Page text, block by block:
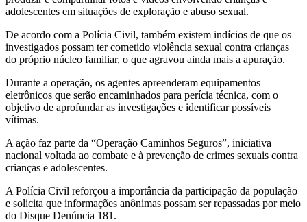
adolescentes em situações de exploração e abuso sexual.
De acordo com a Polícia Civil, também existem indícios de que os
investigados possam ter cometido violência sexual contra crianças
do próprio núcleo familiar, o que agravou ainda mais a apuração.
Durante a operação, os agentes apreenderam equipamentos
eletrônicos que serão encaminhados para perícia técnica, com o
objetivo de aprofundar as investigações e identificar possíveis
vítimas.
A ação faz parte da “Operação Caminhos Seguros”, iniciativa
nacional voltada ao combate e à prevenção de crimes sexuais contra
crianças e adolescentes.
A Polícia Civil reforçou a importância da participação da população
e solicita que informações anônimas possam ser repassadas por meio
do Disque Denúncia 181.